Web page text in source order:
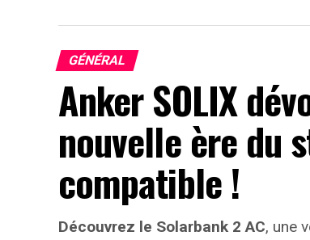
GÉNÉRAL
Anker SOLIX
nouvelle ère du
compatible !
Découvrez le Solarbank 2 AC, une